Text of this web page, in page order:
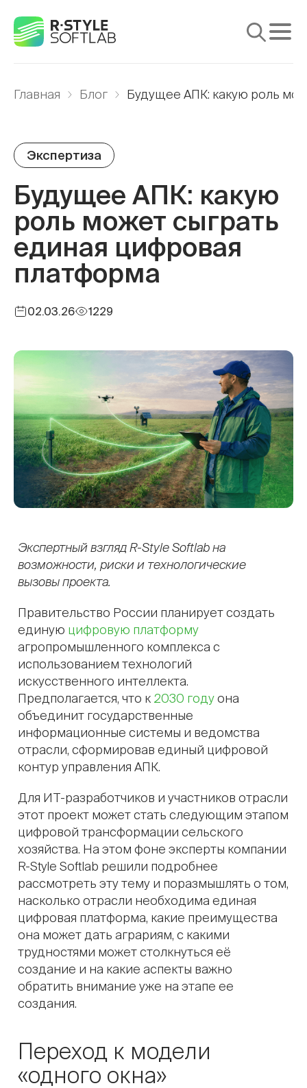
Решения
Медиа
Компания
Главная Блог Будущее АПК: какую роль
Экспертиза
Будущее АПК: какую
роль может сыграть
единая цифровая
платформа
02.03.26 1229
Экспертный взгляд R-Style Softlab на
возможности, риски и технологические
вызовы проекта.
Правительство России планирует создать
единую цифровую платформу
агропромышленного комплекса с
использованием технологий
искусственного интеллекта.
Предполагается, что к 2030 годуона
объединит государственные
информационные системы и ведомства
отрасли, сформировав единый цифровой
контур управления АПК.
Для ИТ-разработчиков и участников отрасли
этот проект может стать следующим этапом
цифровой трансформации сельского
хозяйства. На этом фоне эксперты компании
R-Style Softlab решили подробнее
рассмотреть эту тему и поразмышлять о том,
насколько отрасли необходима единая
цифровая платформа, какие преимущества
она может дать аграриям, с какими
трудностями может столкнуться её
создание и на какие аспекты важно
обратить внимание уже на этапе ее
создания.
Переход к модели
«одного окна»